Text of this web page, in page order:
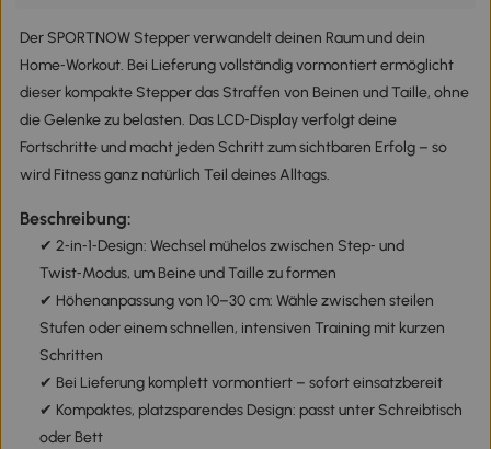
Der SPORTNOW Stepper verwandelt deinen Raum und dein
Home‑Workout. Bei Lieferung vollständig vormontiert ermöglicht
dieser kompakte Stepper das Straffen von Beinen und Taille, ohne
die Gelenke zu belasten. Das LCD‑Display verfolgt deine
Fortschritte und macht jeden Schritt zum sichtbaren Erfolg – so
wird Fitness ganz natürlich Teil deines Alltags.
Beschreibung:
✔ 2‑in‑1‑Design: Wechsel mühelos zwischen Step‑ und
Twist‑Modus, um Beine und Taille zu formen
✔ Höhenanpassung von 10–30 cm: Wähle zwischen steilen
Stufen oder einem schnellen, intensiven Training mit kurzen
Schritten
✔ Bei Lieferung komplett vormontiert – sofort einsatzbereit
✔ Kompaktes, platzsparendes Design: passt unter Schreibtisch
oder Bett